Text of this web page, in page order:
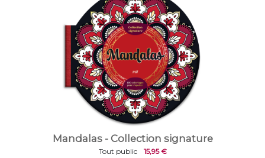
Mandalas - Collection signature
Tout public 15,95 €